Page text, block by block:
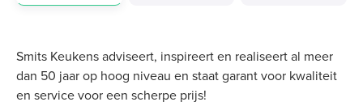
Smits Keukens adviseert, inspireert en realiseert al meer
dan 50 jaar op hoog niveau en staat garant voor kwaliteit
en service voor een scherpe prijs!